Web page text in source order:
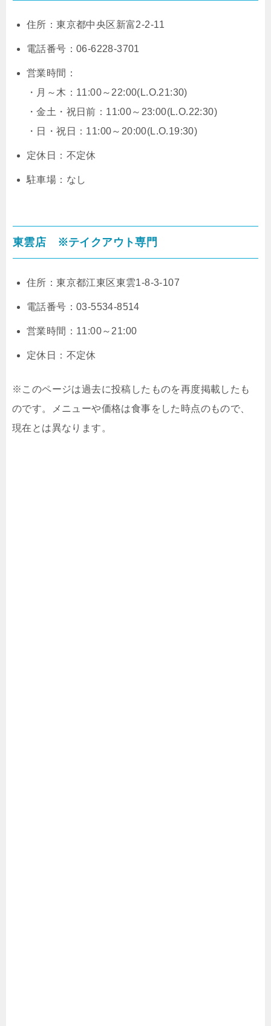
住所：東京都中央区新富2-2-11
電話番号：06-6228-3701
営業時間：
・月～木：11:00～22:00(L.O.21:30)
・金土・祝日前：11:00～23:00(L.O.22:30)
・日・祝日：11:00～20:00(L.O.19:30)
定休日：不定休
駐車場：なし
東雲店 ※テイクアウト専門
住所：東京都江東区東雲1-8-3-107
電話番号：03-5534-8514
営業時間：11:00～21:00
定休日：不定休
※このページは過去に投稿したものを再度掲載したも
のです。メニューや価格は食事をした時点のもので、
現在とは異なります。